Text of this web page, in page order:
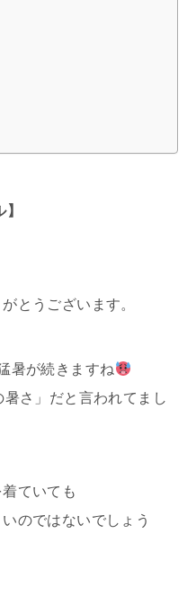
とうございます。
暑が続きますね
さ」だと言われてまし
ていても
のではないでしょう